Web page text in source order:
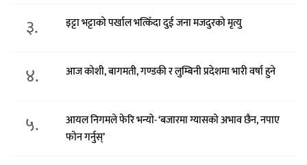
३. इट्टा भट्टाको पर्खाल भत्किँदा दुई जना मजदुरको मृत्यु
४. आज कोशी, बागमती, गण्डकी र लुम्बिनी प्रदेशमा भारी वर्षा हुने
५.
आयल निगमले फेरि भन्याे- ‘बजारमा ग्यासको अभाव छैन, नपाए
फोन गर्नुस्’